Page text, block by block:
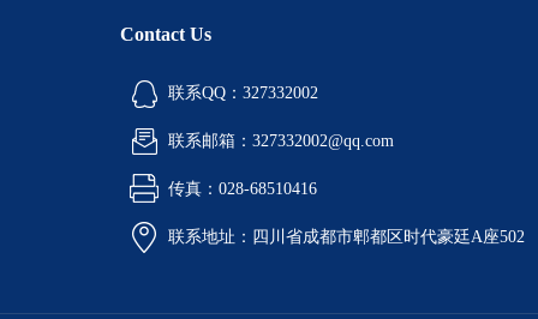
Contact Us
联系QQ：327332002
联系邮箱：327332002@qq.com
传真：028-68510416
联系地址：四川省成都市郫都区时代豪廷A座502